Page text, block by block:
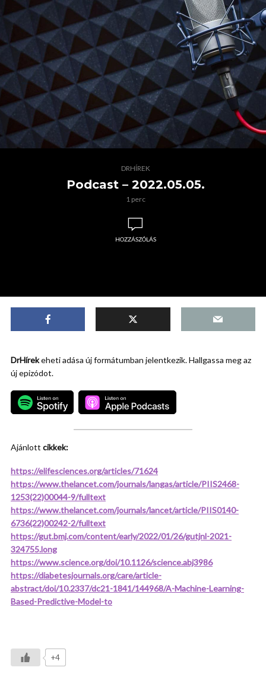
DRHÍREK
Podcast – 2022.05.05.
1 perc
HOZZÁSZÓLÁS
DrHírekeheti adása új formátumban jelentkezik. Hallgassa meg az
új epizódot.
Ajánlott cikkek:
https://elifesciences.org/articles/71624
https://www.thelancet.com/journals/langas/article/PIIS2468-
1253(22)00044-9/fulltext
https://www.thelancet.com/journals/lancet/article/PIIS0140-
6736(22)00242-2/fulltext
https://gut.bmj.com/content/early/2022/01/26/gutjnl-2021-
324755.long
https://www.science.org/doi/10.1126/science.abj3986
https://diabetesjournals.org/care/article-
abstract/doi/10.2337/dc21-1841/144968/A-Machine-Learning-
Based-Predictive-Model-to
+4